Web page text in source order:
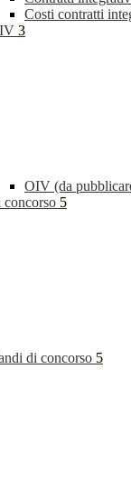
Costi contratti
3
OIV (da
5
di concorso 5